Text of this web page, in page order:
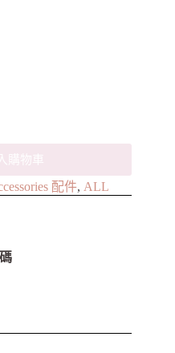
購物車
配件, ALL